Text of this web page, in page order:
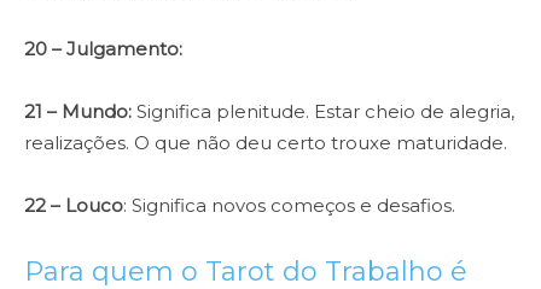
20 – Julgamento:
21 – Mundo: Significa plenitude. Estar cheio de alegria,
realizações. O que não deu certo trouxe maturidade.
22 – Louco: Significa novos começos e desafios.
Para quem o Tarot do Trabalho é